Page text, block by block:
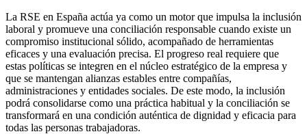
La RSE en España actúa ya como un motor que impulsa la inclusión
laboral y promueve una conciliación responsable cuando existe un
compromiso institucional sólido, acompañado de herramientas
eficaces y una evaluación precisa. El progreso real requiere que
estas políticas se integren en el núcleo estratégico de la empresa y
que se mantengan alianzas estables entre compañías,
administraciones y entidades sociales. De este modo, la inclusión
podrá consolidarse como una práctica habitual y la conciliación se
transformará en una condición auténtica de dignidad y eficacia para
todas las personas trabajadoras.